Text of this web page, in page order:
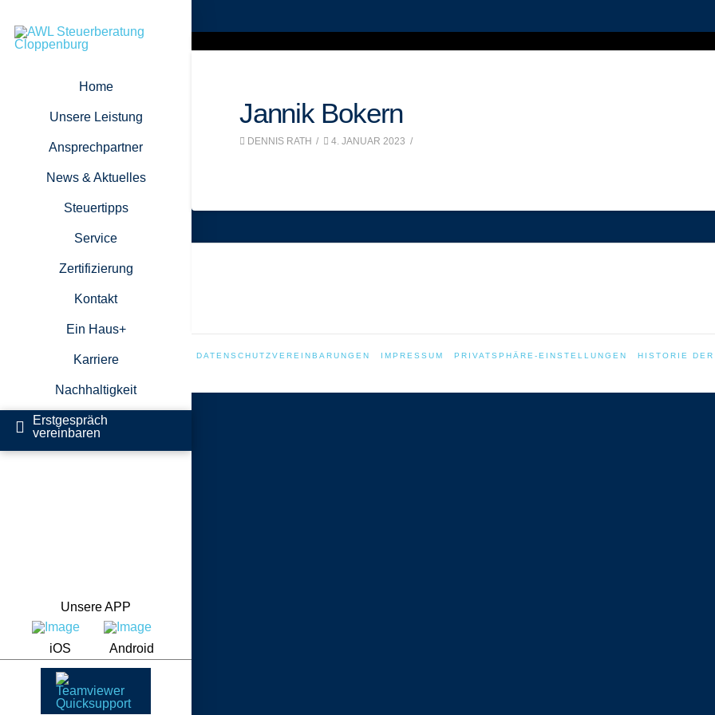
Home
Unsere Leistung
Ansprechpartner
News & Aktuelles
Steuertipps
Service
Zertifizierung
Kontakt
Ein Haus+
Karriere
Nachhaltigkeit
Erstgespräch
vereinbaren
Unsere APP
iOS Android
Jannik Bokern
DENNIS RATH 4. JANUAR 2023
DATENSCHUTZVEREINBARUNGEN IMPRESSUM PRIVATSPHÄRE-EINSTELLUNGEN HISTORIE